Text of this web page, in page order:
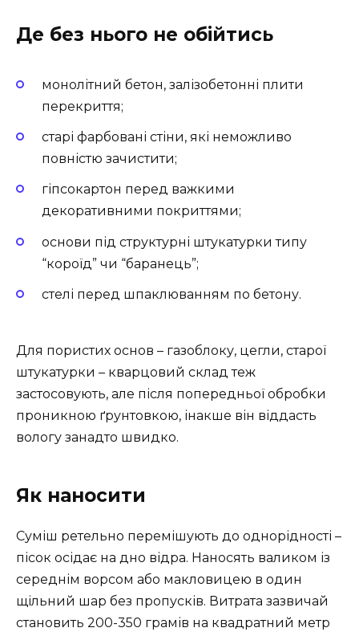
Де без нього не обійтись
монолітний бетон, залізобетонні плити
перекриття;
старі фарбовані стіни, які неможливо
повністю зачистити;
гіпсокартон перед важкими
декоративними покриттями;
основи під структурні штукатурки типу
“короїд” чи “баранець”;
стелі перед шпаклюванням по бетону.
Для пористих основ – газоблоку, цегли, старої
штукатурки – кварцовий склад теж
застосовують, але після попередньої обробки
проникною ґрунтовкою, інакше він віддасть
вологу занадто швидко.
Як наносити
Суміш ретельно перемішують до однорідності –
пісок осідає на дно відра. Наносять валиком із
середнім ворсом або макловицею в один
щільний шар без пропусків. Витрата зазвичай
становить 200-350 грамів на квадратний метр